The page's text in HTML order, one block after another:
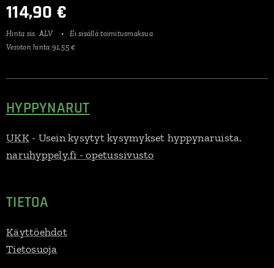
114,90 €
Hinta sis. ALV
Ei sisällä toimitusmaksua
Veroton hinta 91,55 €
HYPPYNARUT
UKK- Usein kysytyt kysymykset hyppynaruista.
naruhyppely.fi - opetussivusto
TIETOA
Käyttöehdot
Tietosuoja